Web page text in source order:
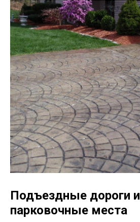
Подъездные дороги и
парковочные места